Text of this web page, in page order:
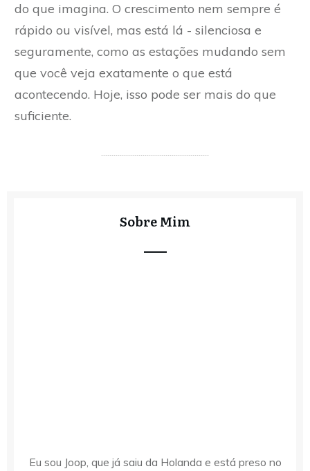
do que imagina. O crescimento nem sempre é
rápido ou visível, mas está lá - silenciosa e
seguramente, como as estações mudando sem
que você veja exatamente o que está
acontecendo. Hoje, isso pode ser mais do que
suficiente.
Sobre Mim
Eu sou Joop, que já saiu da Holanda e está preso no